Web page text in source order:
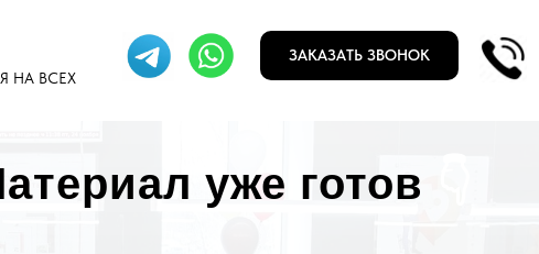
НА ВСЕХ
ЗАКАЗАТЬ ЗВОНОК
уже готов